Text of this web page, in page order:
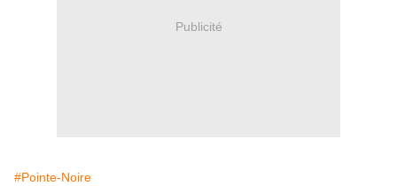
Publicité
#Pointe-Noire